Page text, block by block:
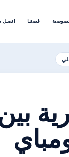
اتصل قصتنا